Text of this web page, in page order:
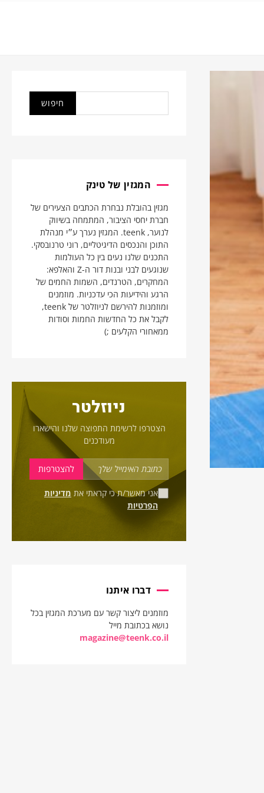
המגזין של טינק
מגזין בהובלת נבחרת הכתבים הצעירים של
חברת יחסי הציבור, המתמחה בשיווק
לנוער, teenk. המגזין נערך ע״י מנהלת
התוכן והנכסים הדיגיטליים, רוני טרנובסקי.
התכנים שלנו נעים בין כל העולמות
שנוגעים לבני ובנות דור ה-Z והאלפא:
המחקרים, הטרנדים, השמות החמים של
הרגע והידיעות הכי עדכניות. מוזמנים
ומוזמנות להירשם לניוזלטר של teenk,
לקבל את כל החדשות החמות וסודות
ממאחורי הקלעים ;)
ניוזלטר
הצטרפו לרשימת התפוצה שלנו והישארו
מעודכנים
אני מאשר/ת כי קראתי את מדיניות
הפרטיות
דברו איתנו
מוזמנים ליצור קשר עם מערכת המגזין בכל
נושא בכתובת מייל
magazine@teenk.co.il